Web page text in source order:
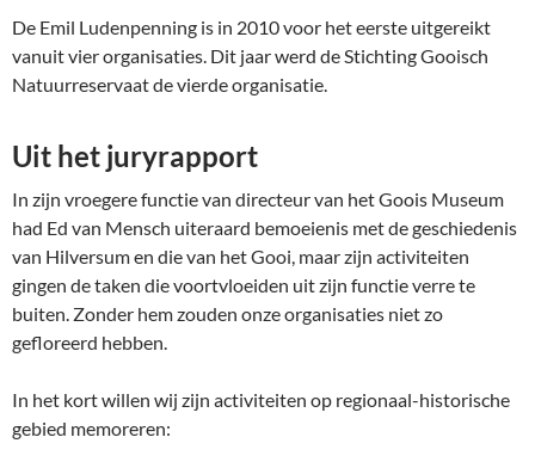
De Emil Ludenpenning is in 2010 voor het eerste uitgereikt
vanuit vier organisaties. Dit jaar werd de Stichting Gooisch
Natuurreservaat de vierde organisatie.
Uit het juryrapport
In zijn vroegere functie van directeur van het Goois Museum
had Ed van Mensch uiteraard bemoeienis met de geschiedenis
van Hilversum en die van het Gooi, maar zijn activiteiten
gingen de taken die voortvloeiden uit zijn functie verre te
buiten. Zonder hem zouden onze organisaties niet zo
gefloreerd hebben.
In het kort willen wij zijn activiteiten op regionaal-historische
gebied memoreren: